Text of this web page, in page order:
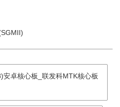
卓核心板_联发科MTK核心板